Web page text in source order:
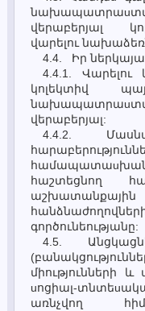
վերաբերյալ
վարելու
4.4. Իր
4.4.1. Վարելու
կոլեկտիվ
վերաբերյալ:
4.4.2.
հաշտեցնող
գործունեությանը:
4.5.
միությունների
uոցիալ-
առնչվող